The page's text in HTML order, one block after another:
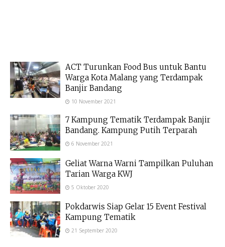
ACT Turunkan Food Bus untuk Bantu
Warga Kota Malang yang Terdampak
Banjir Bandang
10 November 2021
7 Kampung Tematik Terdampak Banjir
Bandang. Kampung Putih Terparah
6 November 2021
Geliat Warna Warni Tampilkan Puluhan
Tarian Warga KWJ
5 Oktober 2020
Pokdarwis Siap Gelar 15 Event Festival
Kampung Tematik
21 September 2020